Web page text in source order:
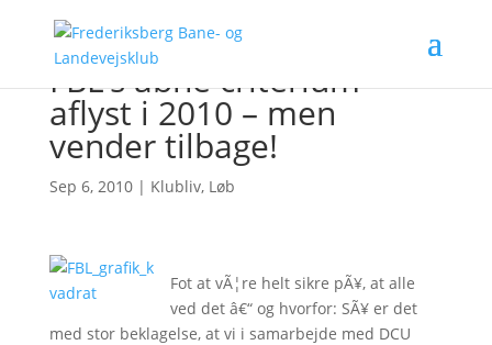
FBL’s åbne criterium
aflyst i 2010 – men
vender tilbage!
Sep 6, 2010| Klubliv, Løb
Fot at vÃ¦re helt sikre pÃ¥, at alle
ved det â€“ og hvorfor: SÃ¥ er det
med stor beklagelse, at vi i samarbejde med DCU